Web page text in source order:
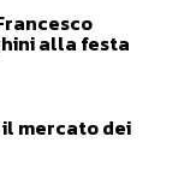
alla festa
mercato dei